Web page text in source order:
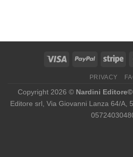
PRIVACY
Copyright 2026 © Nardini Editore©
Editore srl, Via Giovanni Lanza 64/A,